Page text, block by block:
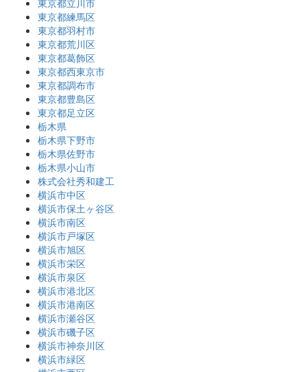
東京都立川市
東京都練馬区
東京都羽村市
東京都荒川区
東京都葛飾区
東京都西東京市
東京都調布市
東京都豊島区
東京都足立区
栃木県
栃木県下野市
栃木県佐野市
栃木県小山市
株式会社秀和建工
横浜市中区
横浜市保土ヶ谷区
横浜市南区
横浜市戸塚区
横浜市旭区
横浜市栄区
横浜市泉区
横浜市港北区
横浜市港南区
横浜市瀬谷区
横浜市磯子区
横浜市神奈川区
横浜市緑区